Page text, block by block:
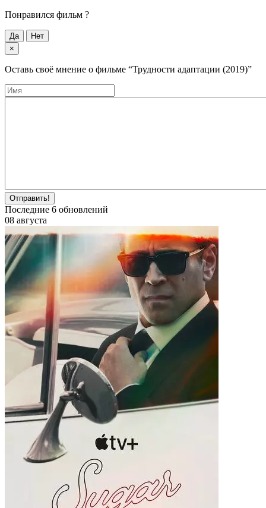
Понравился фильм ?
Да
Нет
×
Оставь своё мнение о фильме “Трудности адаптации (2019)”
Отправить!
Последние 6 обновлений
08 августа